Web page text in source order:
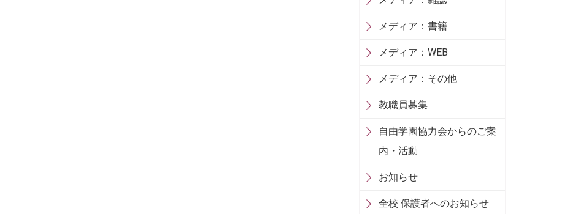
メディア：書籍
メディア：WEB
メディア：その他
教職員募集
自由学園協力会からのご案
内・活動
お知らせ
全校 保護者へのお知らせ